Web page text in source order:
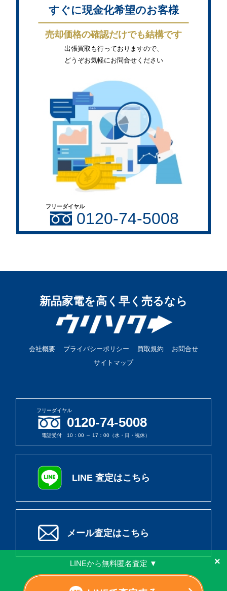
すぐに現金化希望のお客様
売却価格の確認だけでも結構です
出張買取も行っておりますので、
どうぞお気軽にお問合せください
フリーダイヤル
0120-74-5008
新品家電を高く早く売るなら
会社概要 プライバシーポリシー 買取規約
お問合せ
サイトマップ
フリーダイヤル
0120-74-5008
電話受付 10：00 ～ 17：00（水・日・祝休）
LINE 査定はこちら
メール査定はこちら
LINEから無料匿名査定 ▼ ×